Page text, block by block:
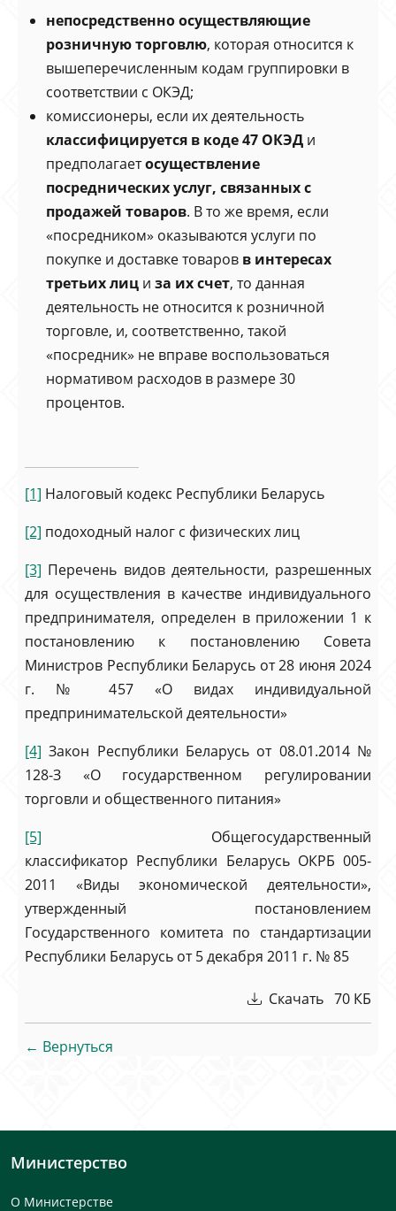
непосредственно осуществляющие
розничную торговлю, которая относится к
вышеперечисленным кодам группировки в
соответствии с ОКЭД;
комиссионеры, если их деятельность
классифицируется в коде 47 ОКЭД и
предполагаетосуществление
посреднических услуг, связанных с
продажей товаров. В то же время, если
«посредником» оказываются услуги по
покупке и доставке товаров в интересах
третьих лиц и за их счет, то данная
деятельность не относится к розничной
торговле, и, соответственно, такой
«посредник» не вправе воспользоваться
нормативом расходов в размере 30
процентов.
[1] Налоговый кодекс Республики Беларусь
[2] подоходный налог с физических лиц
[3] Перечень видов деятельности, разрешенных
для осуществления в качестве индивидуального
предпринимателя, определен в приложении 1 к
постановлению к постановлению Совета
Министров Республики Беларусь от 28 июня 2024
г. № 457 «О видах индивидуальной
предпринимательской деятельности»
[4] Закон Республики Беларусь от 08.01.2014 №
128-З «О государственном регулировании
торговли и общественного питания»
[5] Общегосударственный
классификатор Республики Беларусь ОКРБ 005-
2011 «Виды экономической деятельности»,
утвержденный постановлением
Государственного комитета по стандартизации
Республики Беларусь от 5 декабря 2011 г. № 85
Скачать 70 КБ
← Вернуться
Министерство
О Министерстве